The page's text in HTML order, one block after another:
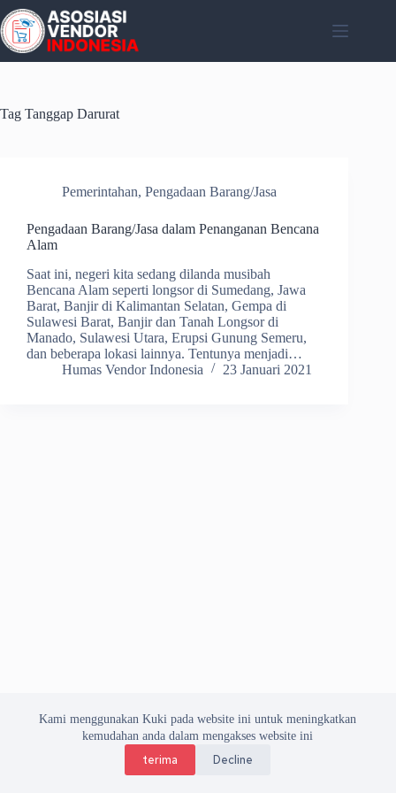
Skip
to
content
Kami menggunakan Kuki pada website ini untuk meningkatkan
kemudahan anda dalam mengakses website ini
terima Decline
Tag Tanggap Darurat
Pemerintahan, Pengadaan Barang/Jasa
Pengadaan Barang/Jasa dalam Penanganan Bencana
Alam
Saat ini, negeri kita sedang dilanda musibah
Bencana Alam seperti longsor di Sumedang, Jawa
Barat, Banjir di Kalimantan Selatan, Gempa di
Sulawesi Barat, Banjir dan Tanah Longsor di
Manado, Sulawesi Utara, Erupsi Gunung Semeru,
dan beberapa lokasi lainnya. Tentunya menjadi…
Humas Vendor Indonesia
23 Januari 2021